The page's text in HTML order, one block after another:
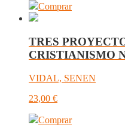
Comprar
TRES
CRISTIANISMO
VIDAL, SENEN
23,00 €
Comprar